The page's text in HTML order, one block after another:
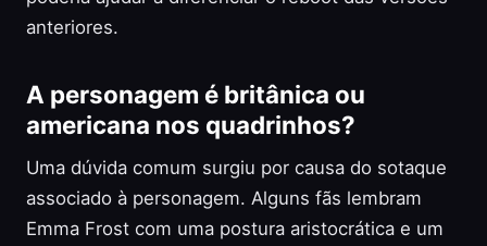
anteriores.
A personagem é britânica ou
americana nos quadrinhos?
Uma dúvida comum surgiu por causa do sotaque
associado à personagem. Alguns fãs lembram
Emma Frost com uma postura aristocrática e um